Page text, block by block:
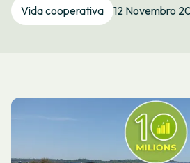
Idioma: ES CA GL EU
Vida cooperativa 12 Novembro